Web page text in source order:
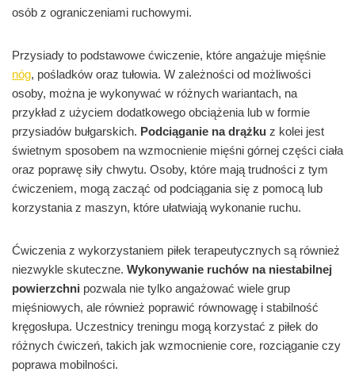
osób z ograniczeniami ruchowymi.
Przysiady to podstawowe ćwiczenie, które angażuje mięśnie
nóg, pośladków oraz tułowia. W zależności od możliwości
osoby, można je wykonywać w różnych wariantach, na
przykład z użyciem dodatkowego obciążenia lub w formie
przysiadów bułgarskich. Podciąganie na drążku z kolei jest
świetnym sposobem na wzmocnienie mięśni górnej części ciała
oraz poprawę siły chwytu. Osoby, które mają trudności z tym
ćwiczeniem, mogą zacząć od podciągania się z pomocą lub
korzystania z maszyn, które ułatwiają wykonanie ruchu.
Ćwiczenia z wykorzystaniem piłek terapeutycznych są również
niezwykle skuteczne. Wykonywanie ruchów na niestabilnej
powierzchni pozwala nie tylko angażować wiele grup
mięśniowych, ale również poprawić równowagę i stabilność
kręgosłupa. Uczestnicy treningu mogą korzystać z piłek do
różnych ćwiczeń, takich jak wzmocnienie core, rozciąganie czy
poprawa mobilności.